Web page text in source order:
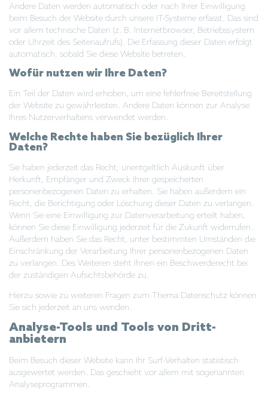
Andere Daten werden automatisch oder nach Ihrer Einwilligung
beim Besuch der Website durch unsere IT-Systeme erfasst. Das sind
vor allem technische Daten (z. B. Internetbrowser, Betriebssystem
oder Uhrzeit des Seitenaufrufs). Die Erfassung dieser Daten erfolgt
automatisch, sobald Sie diese Website betreten.
Wofür nutzen wir Ihre Daten?
Ein Teil der Daten wird erhoben, um eine fehlerfreie Bereitstellung
der Website zu gewährleisten. Andere Daten können zur Analyse
Ihres Nutzerverhaltens verwendet werden.
Welche Rechte haben Sie bezüglich Ihrer
Daten?
Sie haben jederzeit das Recht, unentgeltlich Auskunft über
Herkunft, Empfänger und Zweck Ihrer gespeicherten
personenbezogenen Daten zu erhalten. Sie haben außerdem ein
Recht, die Berichtigung oder Löschung dieser Daten zu verlangen.
Wenn Sie eine Einwilligung zur Datenverarbeitung erteilt haben,
können Sie diese Einwilligung jederzeit für die Zukunft widerrufen.
Außerdem haben Sie das Recht, unter bestimmten Umständen die
Einschränkung der Verarbeitung Ihrer personenbezogenen Daten
zu verlangen. Des Weiteren steht Ihnen ein Beschwerderecht bei
der zuständigen Aufsichtsbehörde zu.
Hierzu sowie zu weiteren Fragen zum Thema Datenschutz können
Sie sich jederzeit an uns wenden.
Analyse-Tools und Tools von Dritt­
anbietern
Beim Besuch dieser Website kann Ihr Surf-Verhalten statistisch
ausgewertet werden. Das geschieht vor allem mit sogenannten
Analyseprogrammen.